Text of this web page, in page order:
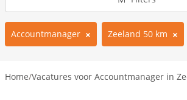
Accountmanager Zeeland 50 km
Home/Vacatures voor Accountmanager in